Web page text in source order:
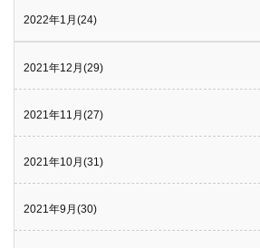
2022年1月(24)
2021年12月(29)
2021年11月(27)
2021年10月(31)
2021年9月(30)